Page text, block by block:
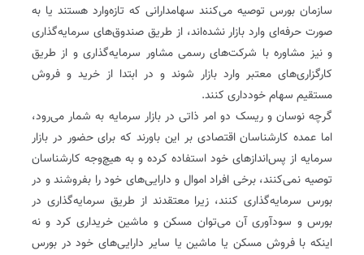
سازمان بورس توصیه می‌کنند سهامدارانی که تازه‌وارد هستند یا به
صورت حرفه‌ای وارد بازار نشده‌اند، از طریق صندوق‌های سرمایه‌گذاری
و نیز مشاوره با شرکت‌های رسمی مشاور سرمایه‌گذاری و از طریق
کارگزاری‌های معتبر وارد بازار شوند و در ابتدا از خرید و فروش
مستقیم سهام خودداری کنند.
گرچه نوسان و ریسک دو امر ذاتی در بازار سرمایه به شمار می‌رود،
اما عمده کارشناسان اقتصادی بر این باورند که برای حضور در بازار
سرمایه از پس‌اندازهای خود استفاده کرده و به هیچ‌وجه کارشناسان
توصیه نمی‌کنند، برخی افراد اموال و دارایی‌های خود را بفروشند و در
بورس سرمایه‌گذاری کنند، زیرا معتقدند از طریق سرمایه‌گذاری در
بورس و سودآوری آن می‌توان مسکن و ماشین خریداری کرد و نه
اینکه با فروش مسکن یا ماشین یا سایر دارایی‌های خود در بورس